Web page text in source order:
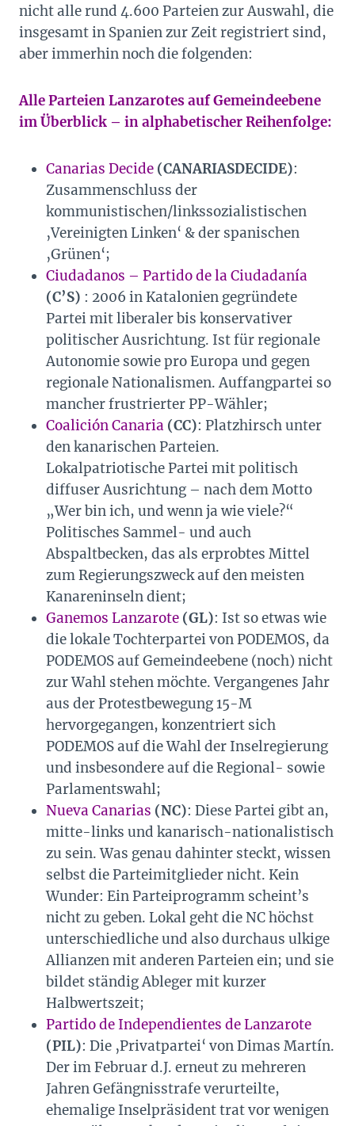
nicht alle rund 4.600 Parteien zur Auswahl, die
insgesamt in Spanien zur Zeit registriert sind,
aber immerhin noch die folgenden:
Alle Parteien Lanzarotes auf Gemeindeebene
im Überblick – in alphabetischer Reihenfolge:
Canarias Decide (CANARIASDECIDE):
Zusammenschluss der
kommunistischen/linkssozialistischen
‚Vereinigten Linken‘ & der spanischen
‚Grünen‘;
Ciudadanos – Partido de la Ciudadanía
(C’S) : 2006 in Katalonien gegründete
Partei mit liberaler bis konservativer
politischer Ausrichtung. Ist für regionale
Autonomie sowie pro Europa und gegen
regionale Nationalismen. Auffangpartei so
mancher frustrierter PP-Wähler;
Coalición Canaria (CC): Platzhirsch unter
den kanarischen Parteien.
Lokalpatriotische Partei mit politisch
diffuser Ausrichtung – nach dem Motto
„Wer bin ich, und wenn ja wie viele?“
Politisches Sammel- und auch
Abspaltbecken, das als erprobtes Mittel
zum Regierungszweck auf den meisten
Kanareninseln dient;
Ganemos Lanzarote (GL): Ist so etwas wie
die lokale Tochterpartei von PODEMOS, da
PODEMOS auf Gemeindeebene (noch) nicht
zur Wahl stehen möchte. Vergangenes Jahr
aus der Protestbewegung 15-M
hervorgegangen, konzentriert sich
PODEMOS auf die Wahl der Inselregierung
und insbesondere auf die Regional- sowie
Parlamentswahl;
Nueva Canarias (NC): Diese Partei gibt an,
mitte-links und kanarisch-nationalistisch
zu sein. Was genau dahinter steckt, wissen
selbst die Parteimitglieder nicht. Kein
Wunder: Ein Parteiprogramm scheint’s
nicht zu geben. Lokal geht die NC höchst
unterschiedliche und also durchaus ulkige
Allianzen mit anderen Parteien ein; und sie
bildet ständig Ableger mit kurzer
Halbwertszeit;
Partido de Independientes de Lanzarote
(PIL): Die ‚Privatpartei‘ von Dimas Martín.
Der im Februar d.J. erneut zu mehreren
Jahren Gefängnisstrafe verurteilte,
ehemalige Inselpräsident trat vor wenigen